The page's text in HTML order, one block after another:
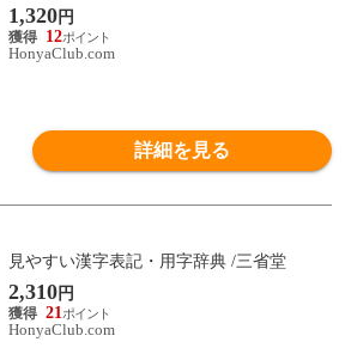
1,320円
12
HonyaClub.com
詳細を見る
見やすい漢字表記・用字辞典 /三省堂
2,310円
21
HonyaClub.com